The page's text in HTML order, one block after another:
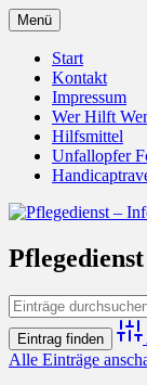
Zum
Inhalt
springen
und
Unfallopfer
Menü
Start
Kontakt
Impressum
Wer Hilft
Hilfsmittel
Unfallopfer
Pflegedienst
Alle Einträge